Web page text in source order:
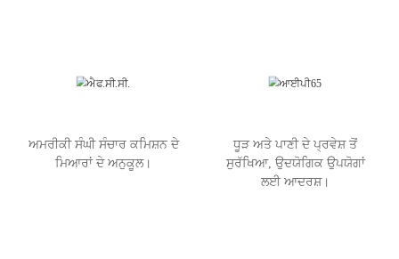
ਅਮਰੀਕੀ ਸੰਘੀ ਸੰਚਾਰ ਕਮਿਸ਼ਨ ਦੇ
ਮਿਆਰਾਂ ਦੇ ਅਨੁਕੂਲ।
ਧੂੜ ਅਤੇ ਪਾਣੀ ਦੇ ਪ੍ਰਵੇਸ਼ ਤੋਂ
ਸੁਰੱਖਿਆ, ਉਦਯੋਗਿਕ ਉਪਯੋਗਾਂ
ਲਈ ਆਦਰਸ਼।